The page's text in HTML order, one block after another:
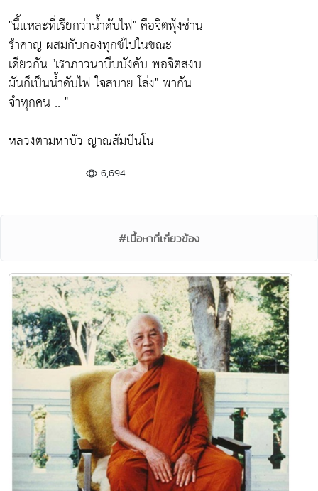
"นี้แหละที่เรียกว่าน้ำดับไฟ"คือจิตฟุ้งซ่าน
รำคาญ ผสมกับกองทุกข์ไปในขณะ
เดียวกัน "เราภาวนาบีบบังคับ พอจิตสงบ
มันก็เป็นน้ำดับไฟ ใจสบาย โล่ง"พากัน
จำทุกคน .. "
หลวงตามหาบัว ญาณสัมปันโน
6,694
#เนื้อหาที่เกี่ยวข้อง